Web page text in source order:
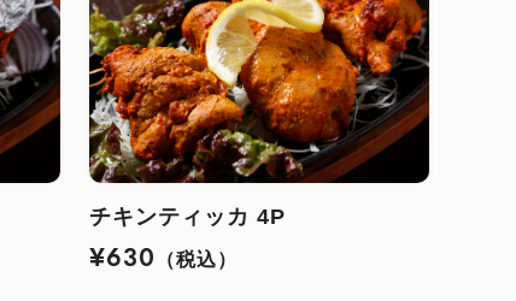
チキンティッカ 4P
¥630
（税込）